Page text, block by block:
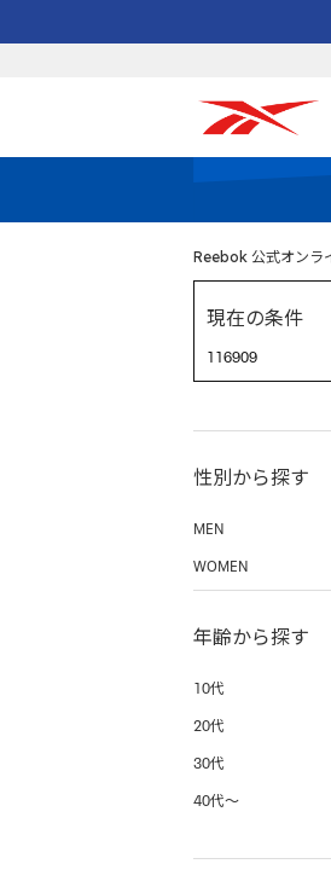
Reebok 公式オンラ
現在の条件
116909
性別から探す
MEN
WOMEN
年齢から探す
10代
20代
30代
40代〜